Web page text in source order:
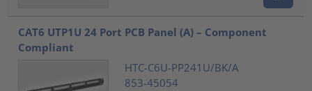
CAT6 UTP1U 24 Port PCB Panel (A) – Component
Compliant
HTC-C6U-PP241U/BK/A
853-45054